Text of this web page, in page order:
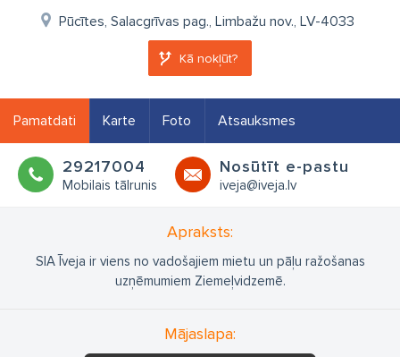
Pūcītes, Salacgrīvas pag., Limbažu nov., LV-4033
Kā nokļūt?
Pamatdati Karte Foto Atsauksmes
29217004
Mobilais tālrunis
Nosūtīt e-pastu
iveja@iveja.lv
Apraksts:
SIA Īveja ir viens no vadošajiem mietu un pāļu ražošanas
uzņēmumiem Ziemeļvidzemē.
Mājaslapa: